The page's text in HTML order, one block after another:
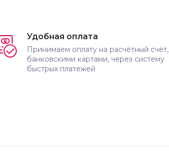
Удобная оплата
Принимаем оплату на расчётный счёт,
банковскими картами, через систему
быстрых платежей